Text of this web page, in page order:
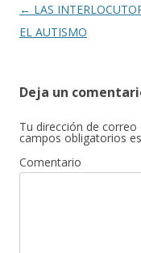
Navegación
de
← LAS
EL AUTISMO
Deja un
Tu dirección de
campos obligatorios
Comentario